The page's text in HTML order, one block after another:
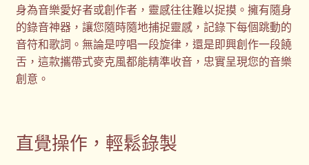
身為音樂愛好者或創作者，靈感往往難以捉摸。擁有隨身
的錄音神器，讓您隨時隨地捕捉靈感，記錄下每個跳動的
音符和歌詞。無論是哼唱一段旋律，還是即興創作一段饒
舌，這款攜帶式麥克風都能精準收音，忠實呈現您的音樂
創意。
直覺操作，輕鬆錄製